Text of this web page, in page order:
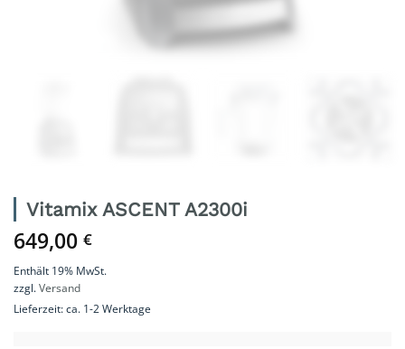
Vitamix ASCENT A2300i
649,00 €
Enthält 19% MwSt.
zzgl.Versand
Lieferzeit: ca. 1-2 Werktage